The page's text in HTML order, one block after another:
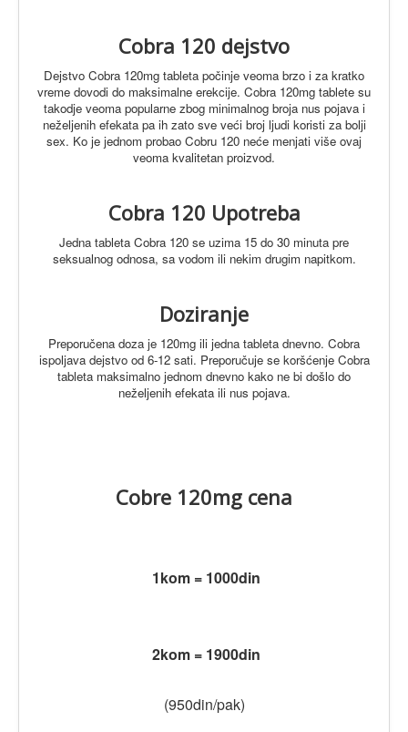
Cobra 120 dejstvo
Dejstvo Cobra 120mg tableta počinje veoma brzo i za kratko
vreme dovodi do maksimalne erekcije. Cobra 120mg tablete su
takodje veoma popularne zbog minimalnog broja nus pojava i
neželjenih efekata pa ih zato sve veći broj ljudi koristi za bolji
sex. Ko je jednom probao Cobru 120 neće menjati više ovaj
veoma kvalitetan proizvod.
Cobra 120 Upotreba
Jedna tableta Cobra 120 se uzima 15 do 30 minuta pre
seksualnog odnosa, sa vodom ili nekim drugim napitkom.
Doziranje
Preporučena doza je 120mg ili jedna tableta dnevno. Cobra
ispoljava dejstvo od 6-12 sati. Preporučuje se koršćenje Cobra
tableta maksimalno jednom dnevno kako ne bi došlo do
neželjenih efekata ili nus pojava.
Cobre 120mg cena
1kom = 1000din
2kom = 1900din
(950din/pak)